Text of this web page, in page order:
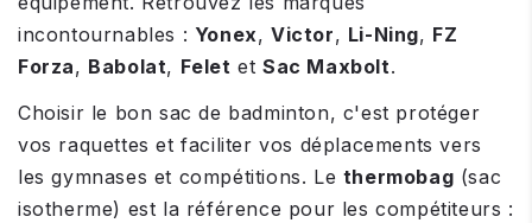
incontournables : Yonex,Victor, Li-Ning, FZ
Forza, Babolat, Felet etSac Maxbolt.
Choisir le bon sac de badminton, c'est protéger
vos raquettes et faciliter vos déplacements vers
les gymnases et compétitions. Le thermobag (sac
isotherme) est la référence pour les compétiteurs :